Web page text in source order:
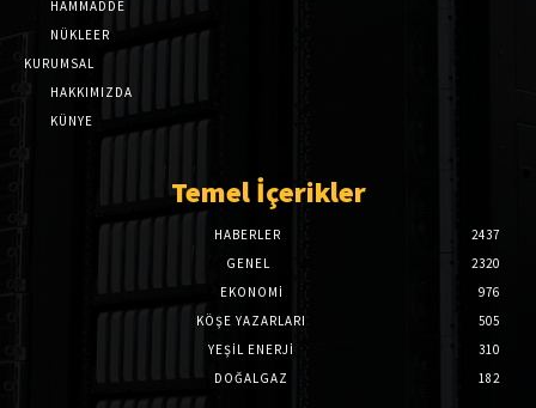
HAMMADDE
NÜKLEER
KURUMSAL
HAKKIMIZDA
KÜNYE
Temel İçerikler
HABERLER
2437
GENEL
2320
EKONOMI
976
KÖŞE YAZARLARI
505
YEŞİL ENERJİ
310
DOĞALGAZ
182